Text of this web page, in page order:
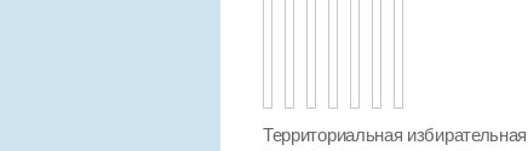
Территориальная